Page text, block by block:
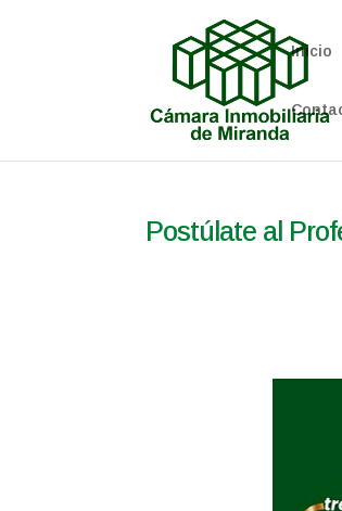
Inicio
Postúlate al